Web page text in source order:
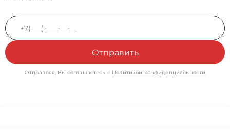
Отправить
Отправляя, Вы соглашаетесь с Политикой конфиденциальности